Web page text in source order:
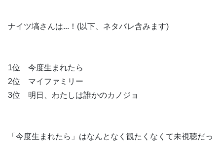
ナイツ塙さんは...！(以下、ネタバレ含みます)
1位 今度生まれたら
2位 マイファミリー
3位 明日、わたしは誰かのカノジョ
「今度生まれたら」はなんとなく観たくなくて未視聴だっ